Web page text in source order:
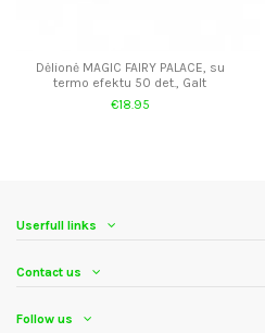
Dėlionė MAGIC FAIRY PALACE, su
termo efektu 50 det., Galt
€18.95
Userfull links
Contact us
Follow us